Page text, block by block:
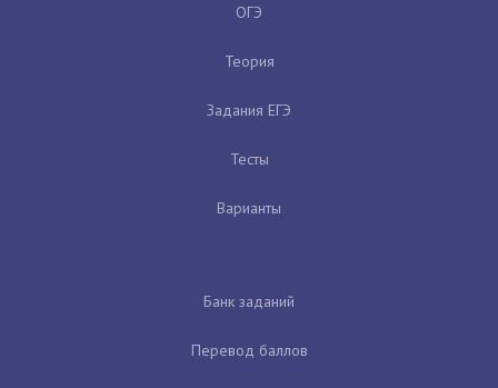
ОГЭ
Теория
Задания ЕГЭ
Тесты
Варианты
Банк заданий
Перевод баллов